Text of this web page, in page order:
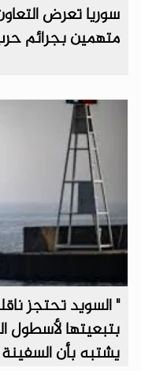
سوريا تعرض
متهمين بجرائم
" السويد تحتجز
بتبعيتها لأسطول
يشتبه بأن